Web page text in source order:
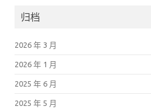
归档
2026 年 3 月
2026 年 1 月
2025 年 6 月
2025 年 5 月